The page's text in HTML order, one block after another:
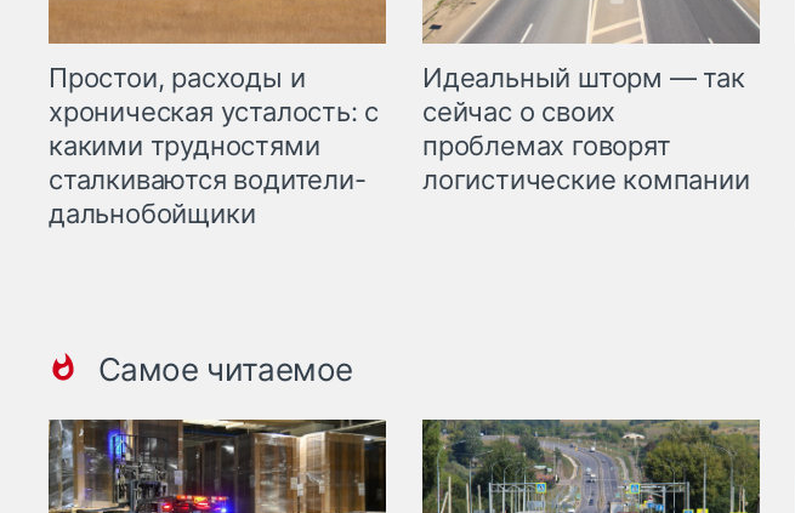
Простои, расходы и
хроническая усталость: с
какими трудностями
сталкиваются водители-
дальнобойщики
Идеальный шторм — так
сейчас о своих
проблемах говорят
логистические компании
Самое читаемое